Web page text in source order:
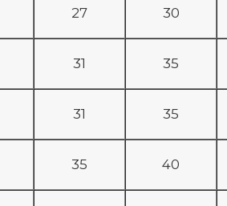
27 30
31 35
31 35
35 40